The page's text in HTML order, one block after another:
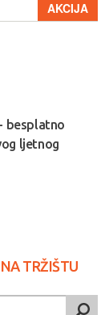
AKCIJA
besplatno
ljetnog
TRŽIŠTU